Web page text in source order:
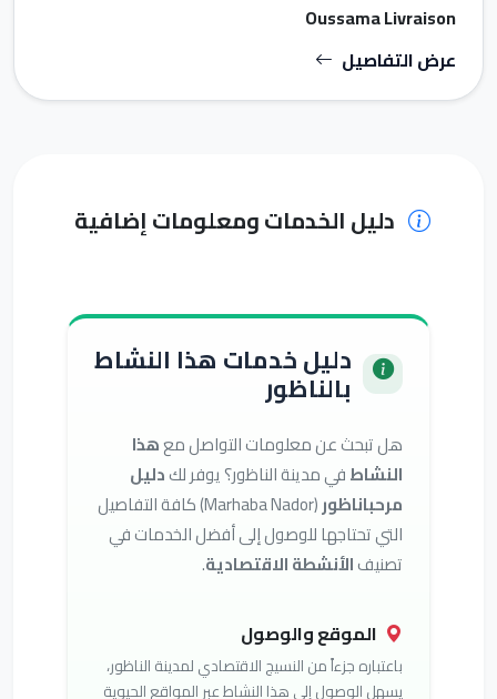
Oussama Livraison
عرض التفاصيل
دليل الخدمات ومعلومات إضافية
دليل خدمات هذا النشاط
بالناظور
هل تبحث عن معلومات التواصل معهذا
النشاطفي مدينة الناظور؟ يوفر لكدليل
مرحباناظور
(Marhaba Nador) كافة التفاصيل
التي تحتاجها للوصول إلى أفضل الخدمات في
تصنيفالأنشطة الاقتصادية.
الموقع والوصول
باعتباره جزءاً من النسيج الاقتصادي لمدينة الناظور،
يسهل الوصول إلى هذا النشاط عبر المواقع الحيوية